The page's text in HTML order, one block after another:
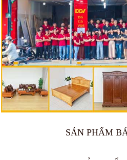
SẢN PHẨM
🔥 Bán chạy 2026